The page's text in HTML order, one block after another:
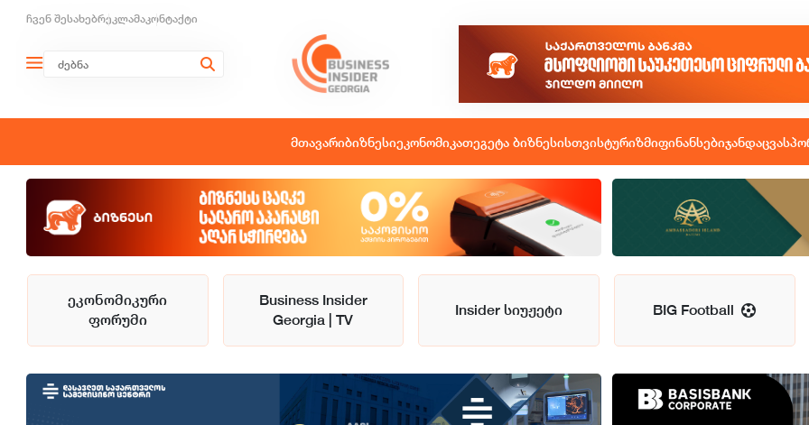
ჩვენ შესახებრეკლამაკონტაქტი
მთავარიბიზნესიეკონომიკათეგეტა ბიზნესისთვისტურიზმიფინანსებიჯანდაცვა
ეკონომიკური
ფორუმი
Business Insider
Georgia | TV
Insider სიუჟეტი BIG Football